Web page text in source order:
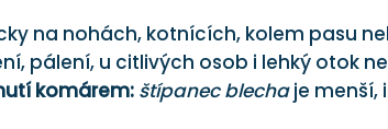
na nohách, kotnících, kolem pasu
pálení, u citlivých osob i lehký otok
komárem: štípanec blechaje menší,